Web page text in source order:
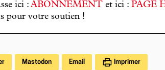
ici : ABONNEMENT et ici : PAGE
pour votre soutien !
Mastodon Email Imprimer